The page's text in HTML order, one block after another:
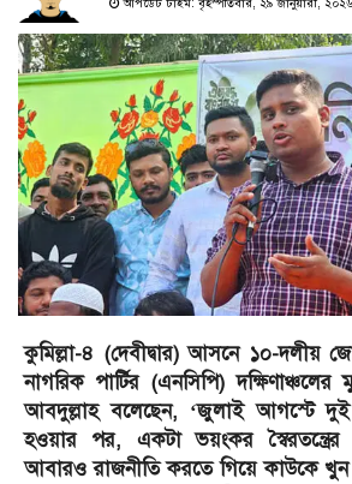
আপডেট টাইম: বৃহস্পতিবার, ২৯ জানুয়ারী, ২০২৬
কুমিল্লা-৪ (দেবীদ্বার) আসনে ১০-দলীয়
নাগরিক পার্টির (এনসিপি)
আবদুল্লাহ বলেছেন, ‘জুলাই আগস্টে
হওয়ার পর, একটা ভয়ংকর
আবারও রাজনীতি করতে গিয়ে কাউকে